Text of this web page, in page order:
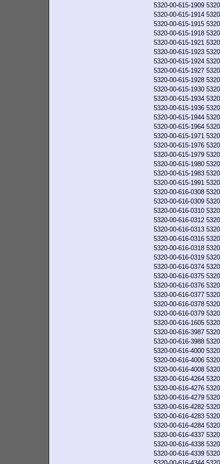
5320-00-615-1909
5320-00-615-1914
5320-00-615-1915
5320-00-615-1918
5320-00-615-1921
5320-00-615-1923
5320-00-615-1924
5320-00-615-1927
5320-00-615-1928
5320-00-615-1930
5320-00-615-1934
5320-00-615-1936
5320-00-615-1944
5320-00-615-1964
5320-00-615-1971
5320-00-615-1976
5320-00-615-1979
5320-00-615-1980
5320-00-615-1983
5320-00-615-1991
5320-00-616-0308
5320-00-616-0309
5320-00-616-0310
5320-00-616-0312
5320-00-616-0313
5320-00-616-0316
5320-00-616-0318
5320-00-616-0319
5320-00-616-0374
5320-00-616-0375
5320-00-616-0376
5320-00-616-0377
5320-00-616-0378
5320-00-616-0379
5320-00-616-1605
5320-00-616-3987
5320-00-616-3988
5320-00-616-4000
5320-00-616-4006
5320-00-616-4008
5320-00-616-4264
5320-00-616-4276
5320-00-616-4279
5320-00-616-4282
5320-00-616-4283
5320-00-616-4284
5320-00-616-4337
5320-00-616-4338
5320-00-616-4339